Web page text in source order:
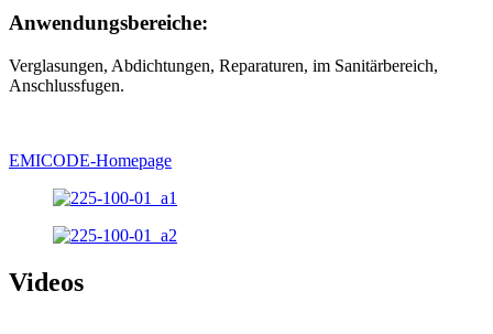
Anwendungsbereiche:
Verglasungen, Abdichtungen, Reparaturen, im Sanitärbereich,
Anschlussfugen.
EMICODE-Homepage
Videos